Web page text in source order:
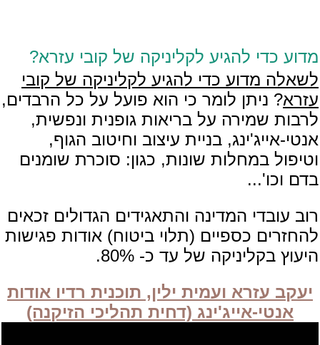
מדוע כדי להגיע לקליניקה של קובי עזרא?
לשאלה מדוע כדי להגיע לקליניקה של קובי
עזרא? ניתן לומר כי הוא פועל על כל הרבדים,
לרבות שמירה על בריאות גופנית ונפשית,
אנטי-אייג'ינג, בניית עיצוב וחיטוב הגוף,
וטיפול במחלות שונות, כגון: סוכרת שומנים
בדם וכו'...
רוב עובדי המדינה והתאגידים הגדולים זכאים
להחזרים כספיים (תלוי ביטוח) אודות פגישות
היעוץ בקליניקה של עד כ- 80%.
יעקב עזרא ועמית ילין, תוכנית רדיו אודות
אנטי-אייג'ינג (דחית תהליכי הזיקנה)